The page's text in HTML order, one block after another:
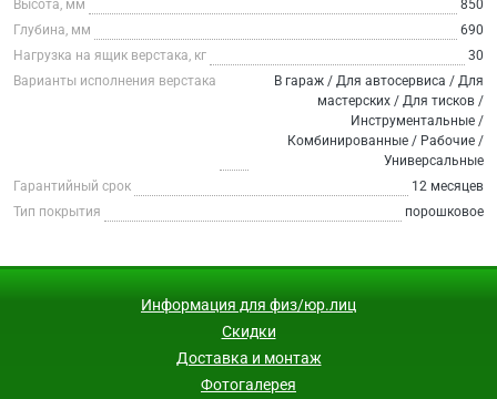
Высота, мм
850
Глубина, мм
690
Нагрузка на ящик верстака, кг
30
Варианты исполнения верстака
В гараж / Для автосервиса / Для
мастерских / Для тисков /
Инструментальные /
Комбинированные / Рабочие /
Универсальные
Гарантийный срок
12 месяцев
Тип покрытия
порошковое
Информация для физ/юр.лиц
Скидки
Доставка и монтаж
Фотогалерея